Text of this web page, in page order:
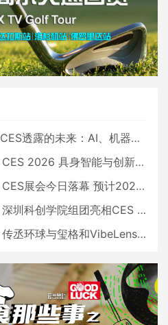
CES透露的未来：AI、机器人与智能生活大爆发
CES 2026 具身智能与创新领域 中国公司大放异彩
CES展会今日落幕 预计2026行业收入将超五千亿美元
深圳科创学院组团亮相CES 广受好评
传丞环球与玺格和VibeLens共同推出全新耳机